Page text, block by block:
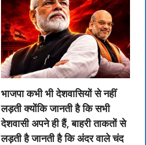
भाजपा कभी भी देशवासियों से नहीं
लड़ती क्योंकि जानती है कि सभी
देशवासी अपने ही हैं, बाहरी ताकतों से
लड़ती है जानती है कि अंदर वाले चंद